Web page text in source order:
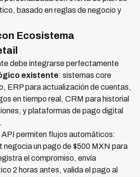
basado en reglas de negocio y
Ecosistema
debe integrarse perfectamente
existente: sistemas core
ERP para actualización de cuentas,
en tiempo real, CRM para historial
y plataformas de pago digital
permiten flujos automáticos:
negocia un pago de $500 MXN para
el compromiso, envía
2 horas antes, valida el pago al